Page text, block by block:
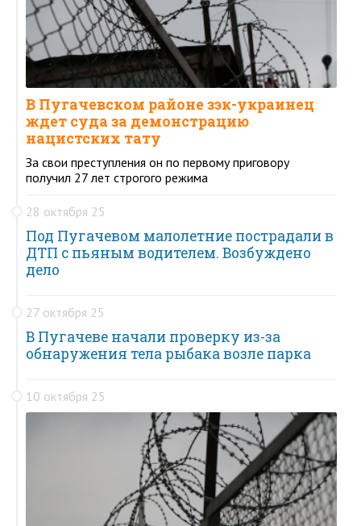
В Пугачевском районе зэк-украинец
ждет суда за демонстрацию
нацистских тату
За свои преступления он по первому приговору
получил 27 лет строгого режима
28 октября 25
Под Пугачевом малолетние пострадали в
ДТП с пьяным водителем. Возбуждено
дело
27 октября 25
В Пугачеве начали проверку из-за
обнаружения тела рыбака возле парка
10 октября 25